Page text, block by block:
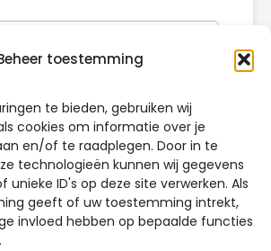
toestemming
te bieden, gebruiken wij
cookies om informatie over je
en/of te raadplegen. Door in te
technologieën kunnen wij gegevens
unieke ID's op deze site verwerken. Als
geeft of uw toestemming intrekt,
invloed hebben op bepaalde functies
Volgende